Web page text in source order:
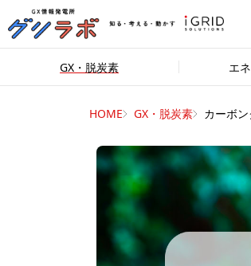
GX・脱炭素 エ
HOME GX・脱炭素 カーボ